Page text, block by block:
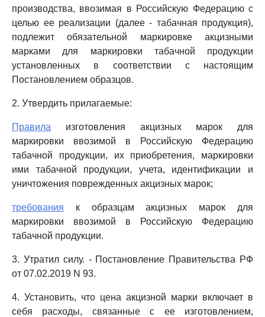
производства, ввозимая в Российскую Федерацию с
целью ее реализации (далее - табачная продукция),
подлежит обязательной маркировке акцизными
марками для маркировки табачной продукции
установленных в соответствии с настоящим
Постановлением образцов.
2. Утвердить прилагаемые:
Правила изготовления акцизных марок для
маркировки ввозимой в Российскую Федерацию
табачной продукции, их приобретения, маркировки
ими табачной продукции, учета, идентификации и
уничтожения поврежденных акцизных марок;
требования к образцам акцизных марок для
маркировки ввозимой в Российскую Федерацию
табачной продукции.
3. Утратил силу. - Постановление Правительства РФ
от 07.02.2019 N 93.
4. Установить, что цена акцизной марки включает в
себя расходы, связанные с ее изготовлением,